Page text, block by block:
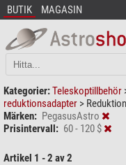
BUTIK MAGASIN
Kategorier:Teleskoptillbehör
reduktionsadapter >
Märken: PegasusAstro
Prisintervall: 60 - 120 $
Artikel 1 - 2 av 2